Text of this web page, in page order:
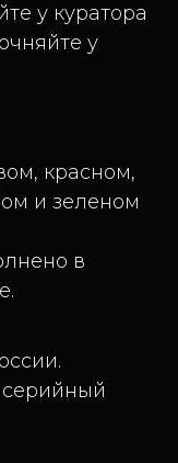
у куратора
у
красном,
и зеленом
в